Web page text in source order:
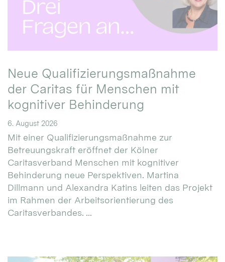
Neue Qualifizierungsmaßnahme
der Caritas für Menschen mit
kognitiver Behinderung
6. August 2026
Mit einer Qualifizierungsmaßnahme zur
Betreuungskraft eröffnet der Kölner
Caritasverband Menschen mit kognitiver
Behinderung neue Perspektiven. Martina
Dillmann und Alexandra Katins leiten das Projekt
im Rahmen der Arbeitsorientierung des
Caritasverbandes. ...